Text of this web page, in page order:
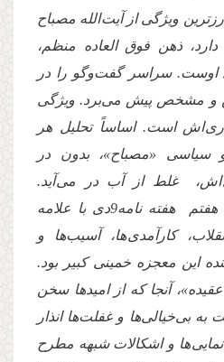
ویژگی از آیت الله مصباح
ذهن فوق العاده منظم،
اوست. سراسر گفت‌وگو را در
و مشخص پیش می‌برد. ویژگی
اش است. اساساً تحلیل هر
«مصباح»، بدون در
اش، غلط از آب در می آید.
فضای اصلی گفت‌وگوی هفتم هفته نامه9دی با علامه
کارآمدی ها، آسیب‌ها و
این معجزه خمینی کبیر بود.
آنجا که از‌ امیدها سخن
به بی‌خیالی‌ها و غفلت‌ها انذار
ها و‌ اشکالات شبهه مطرح